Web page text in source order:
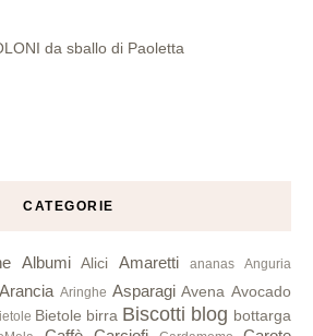
da sballo di Paoletta
CATEGORIE
Albumi Alici Amaretti ananas Anguria
Arancia Aringhe Asparagi Avena Avocado
Bietole birra Biscotti blog bottarga